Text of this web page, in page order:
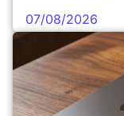
07/08/2026